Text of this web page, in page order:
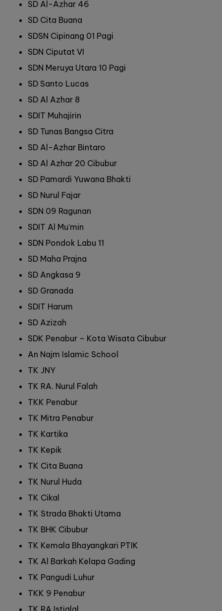
SD Al-Azhar 46
SD Cita Buana
SDSN Cipinang 01 Pagi
SDN Ciputat VI
SDN Meruya Utara 10 Pagi
SD Santo Lucas
SD Al Azhar 8
SDIT Muhajirin
SD Tunas Bangsa Citra
SD Al-Azhar Bintaro
SD Al Azhar 20 Cibubur
SD Pamardi Yuwana Bhakti
SD Nurul Fajar
SDN 09 Ragunan
SDIT Al Mu’min
SDN Pondok Labu 11
SD Maha Prajna
SD Angkasa 9
SD Granada
SDIT Harum
SD Azizah
SDK Penabur – Kota Wisata Cibubur
An Najm Islamic School
TK JNY
TK RA. Nurul Falah
TKK Penabur
TK Mitra Penabur
TK Kartika
TK Kepik
TK Cita Buana
TK Nurul Huda
TK Cikal
TK Strada Bhakti Utama
TK BHK Cibubur
TK Kemala Bhayangkari PTIK
TK Al Barkah Kelapa Gading
TK Pangudi Luhur
TKK 9 Penabur
TK RA Istiqlal